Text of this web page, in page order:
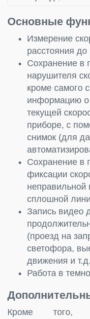
Основные
Измерение
расстояния до
Сохранение в
нарушителя
кроме самого
информацию о
текущей
приборе, с
снимок (для
Сохранение в
фиксации
неправильной
сплошной
Запись видео
(проезд на
светофора,
движения и
Работа в
Кроме того,